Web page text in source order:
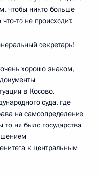
чтобы никто больше
то не происходит.
секретарь!
хорошо знаком,
в Косово.
суда, где
на самоопределение
то ни было государства
к центральным